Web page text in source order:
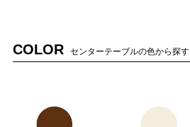
COLOR センターテーブルの色から探す